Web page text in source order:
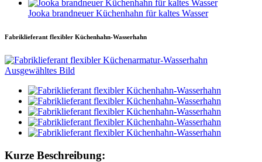
Jooka brandneuer Küchenhahn für kaltes Wasser
Fabriklieferant flexibler Küchenhahn-Wasserhahn
Kurze Beschreibung: